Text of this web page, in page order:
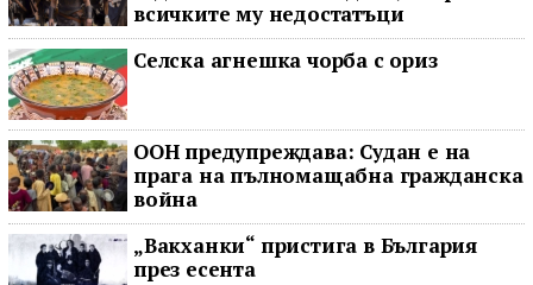
всичките му недостатъци
Селска агнешка чорба с ориз
ООН предупреждава: Судан е на
прага на пълномащабна гражданска
война
„Вакханки“ пристига в България
през есента